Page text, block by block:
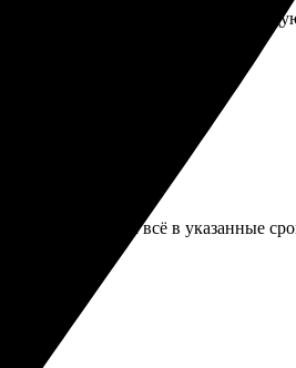
качество впечатлило.
Получила всё в указанные